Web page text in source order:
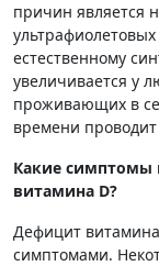
причин является
естественному
увеличивается у
проживающих в
времени
Какие симптомы
витамина D?
Дефицит
симптомами.